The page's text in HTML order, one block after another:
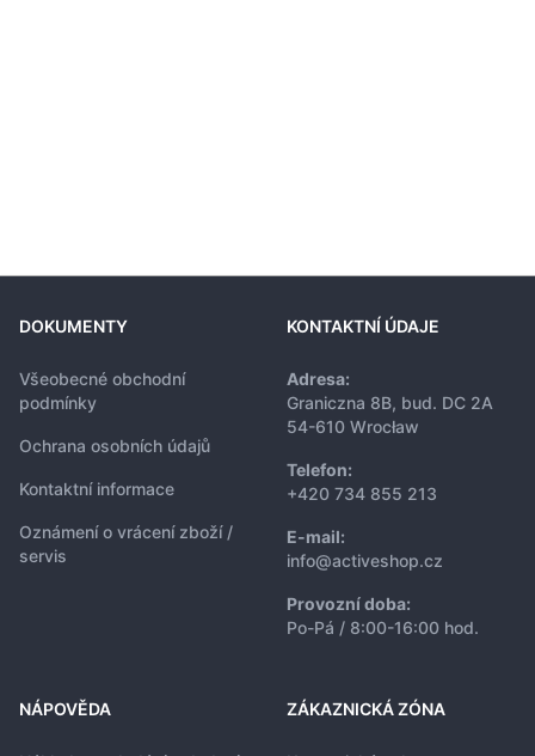
DOKUMENTY
Všeobecné obchodní
podmínky
Ochrana osobních údajů
Kontaktní informace
Oznámení o vrácení zboží /
servis
KONTAKTNÍ ÚDAJE
Adresa:
Graniczna 8B, bud. DC 2A
54-610 Wrocław
Telefon:
+420 734 855 213
E-mail:
info@activeshop.cz
Provozní doba:
Po-Pá / 8:00-16:00 hod.
NÁPOVĚDA ZÁKAZNICKÁ ZÓNA